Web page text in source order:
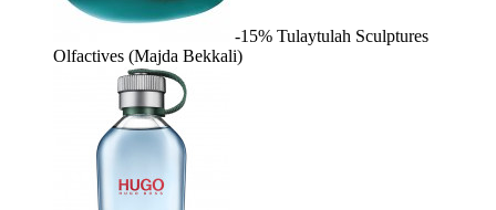
-15% Tulaytulah Sculptures
Olfactives (Majda Bekkali)